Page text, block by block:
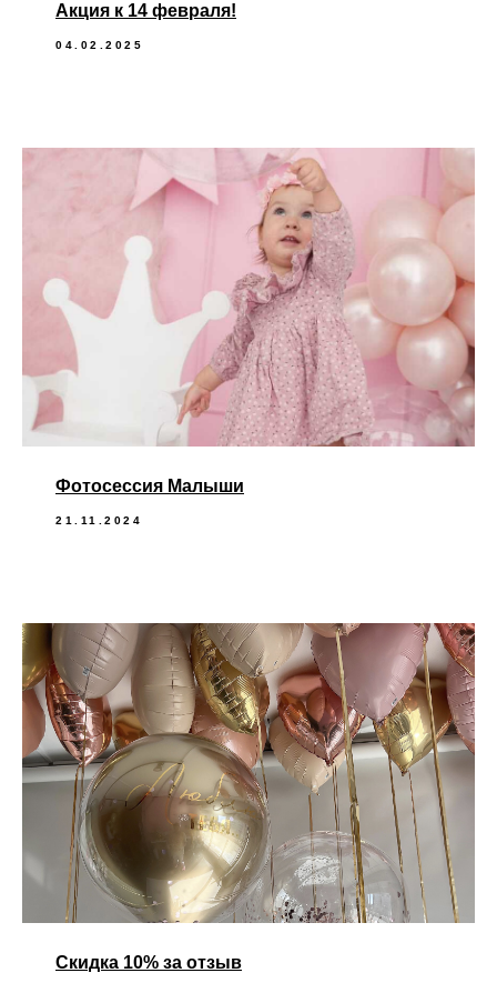
Акция к 14 февраля!
04.02.2025
Фотосессия Малыши
21.11.2024
Скидка 10% за отзыв